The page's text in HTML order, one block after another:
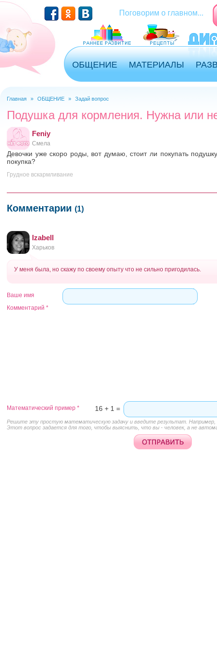
Перейти к основному содержанию
Поговорим о главном...
ОБЩЕНИЕ МАТЕРИАЛЫ
Главная » ОБЩЕНИЕ » Задай вопрос
Подушка для кормления. Нужна или
Feniy
Смела
Девочки уже скоро роды, вот думаю, стоит ли покупать
покупка?
Грудное вскармливание
Комментарии (1)
Izabell
Харьков
У меня была, но скажу по своему опыту что не сильно пригодилась.
Ваше имя
Комментарий *
Этот вопрос задается для того, чтобы выяснить, что вы - человек, а не
Математический пример * 16 + 1 =
Решите эту простую математическую задачу и введите результат. Например,